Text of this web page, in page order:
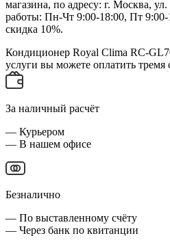
магазина, по адресу: г. Москва,
работы: Пн-Чт 9:00-18:00, Пт 9:00-
скидка 10%.
Кондиционер Royal Clima RC-
услуги вы можете оплатить тремя
За наличный расчёт
— Курьером
— В нашем офисе
Безналично
— По выставленному счёту
— Через банк по квитанции